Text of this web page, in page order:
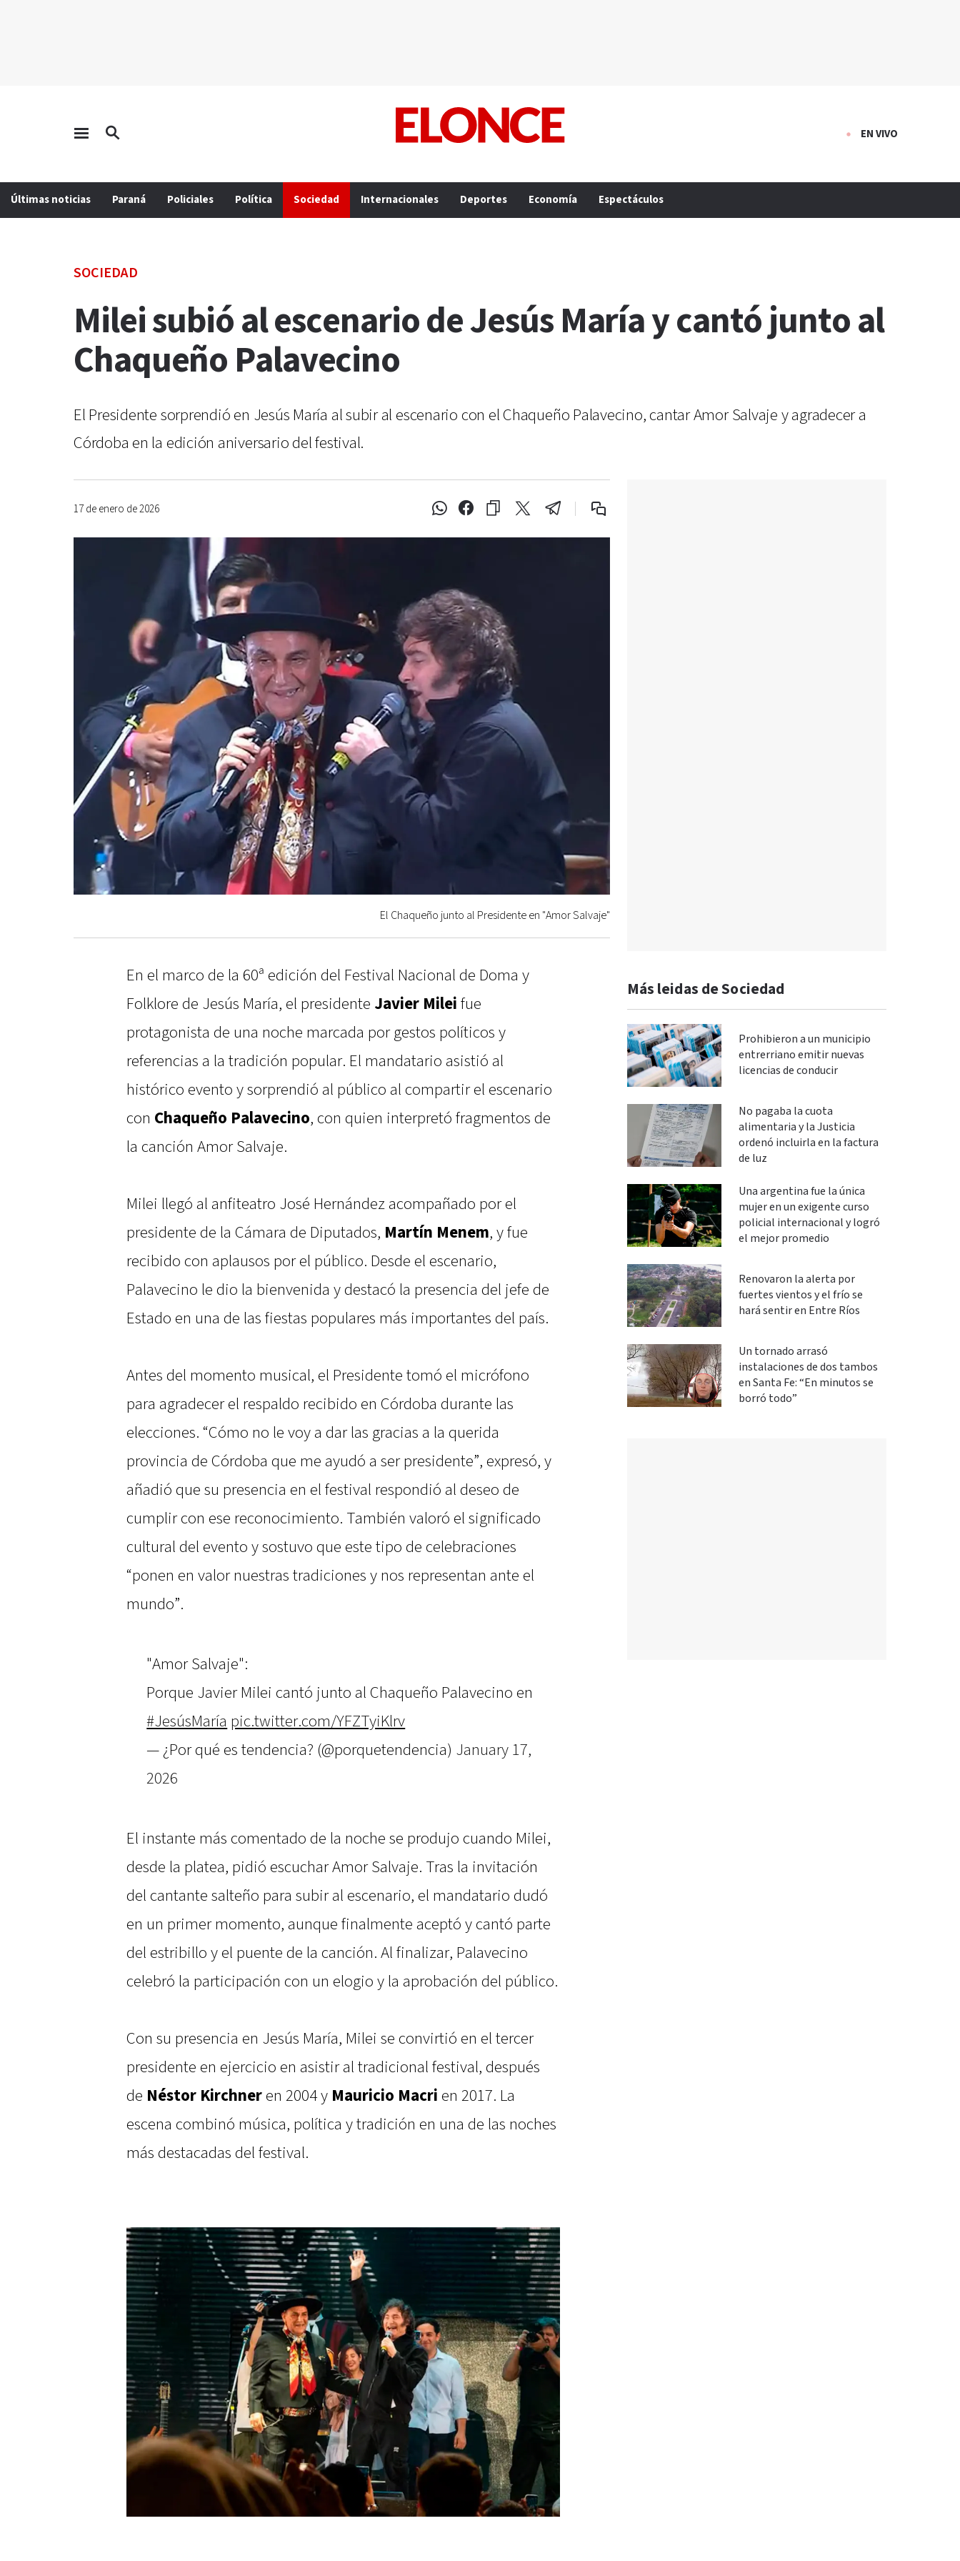
EN VIVO
Últimas noticias Paraná Policiales Política Sociedad Internacionales Deportes Economía Espectáculos
SOCIEDAD
Milei subió al escenario de Jesús María y cantó junto al
Chaqueño Palavecino
El Presidente sorprendió en Jesús María al subir al escenario con el Chaqueño Palavecino, cantar Amor Salvaje y agradecer a
Córdoba en la edición aniversario del festival.
17 de enero de 2026
El Chaqueño junto al Presidente en "Amor Salvaje"
En el marco de la 60ª edición del Festival Nacional de Doma y
Folklore de Jesús María, el presidente Javier Milei fue
protagonista de una noche marcada por gestos políticos y
referencias a la tradición popular. El mandatario asistió al
histórico evento y sorprendió al público al compartir el escenario
con Chaqueño Palavecino, con quien interpretó fragmentos de
la canción Amor Salvaje.
Milei llegó al anfiteatro José Hernández acompañado por el
presidente de la Cámara de Diputados, Martín Menem, y fue
recibido con aplausos por el público. Desde el escenario,
Palavecino le dio la bienvenida y destacó la presencia del jefe de
Estado en una de las fiestas populares más importantes del país.
Antes del momento musical, el Presidente tomó el micrófono
para agradecer el respaldo recibido en Córdoba durante las
elecciones. “Cómo no le voy a dar las gracias a la querida
provincia de Córdoba que me ayudó a ser presidente”, expresó, y
añadió que su presencia en el festival respondió al deseo de
cumplir con ese reconocimiento. También valoró el significado
cultural del evento y sostuvo que este tipo de celebraciones
“ponen en valor nuestras tradiciones y nos representan ante el
mundo”.
"Amor Salvaje":
Porque Javier Milei cantó junto al Chaqueño Palavecino en
#JesúsMaría pic.twitter.com/YFZTyiKlrv
— ¿Por qué es tendencia? (@porquetendencia) January 17,
2026
El instante más comentado de la noche se produjo cuando Milei,
desde la platea, pidió escuchar Amor Salvaje. Tras la invitación
del cantante salteño para subir al escenario, el mandatario dudó
en un primer momento, aunque finalmente aceptó y cantó parte
del estribillo y el puente de la canción. Al finalizar, Palavecino
celebró la participación con un elogio y la aprobación del público.
Con su presencia en Jesús María, Milei se convirtió en el tercer
presidente en ejercicio en asistir al tradicional festival, después
de Néstor Kirchneren 2004 y Mauricio Macri en 2017. La
escena combinó música, política y tradición en una de las noches
más destacadas del festival.
Más leidas de Sociedad
Prohibieron a un municipio
entrerriano emitir nuevas
licencias de conducir
No pagaba la cuota
alimentaria y la Justicia
ordenó incluirla en la factura
de luz
Una argentina fue la única
mujer en un exigente curso
policial internacional y logró
el mejor promedio
Renovaron la alerta por
fuertes vientos y el frío se
hará sentir en Entre Ríos
Un tornado arrasó
instalaciones de dos tambos
en Santa Fe: “En minutos se
borró todo”